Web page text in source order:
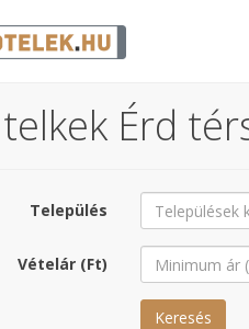
Érd
Település
Vételár (Ft)
Keresés